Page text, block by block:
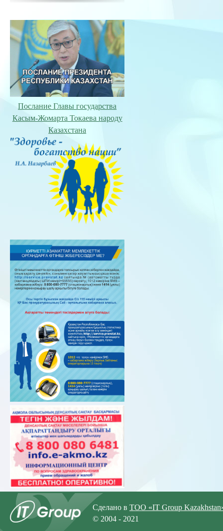
Послание Главы государства
Касым-Жомарта Токаева народу
Казахстана
Сделано в ТОО «IT Group
© 2004 - 2021